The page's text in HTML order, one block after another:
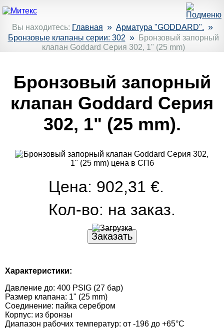
Вы находитесь: Главная » Арматура "GODDARD". »
Бронзовые клапаны серии: 302 »
Бронзовый запорный
клапан Goddard Серия 302, 1" (25 mm)
Бронзовый запорный
клапан Goddard Серия
302, 1" (25 mm).
Цена: 902,31 €.
Кол-во: на заказ.
Характеристики:
Давление до: 400 PSIG (27 бар)
Размер клапана: 1" (25 mm)
Соединение: пайка серебром
Корпус: из бронзы
Диапазон рабочих температур: от -196 до +65°С